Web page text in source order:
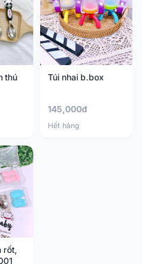
thú
Túi nhai b.box
145,000đ
Hết hàng
rốt,